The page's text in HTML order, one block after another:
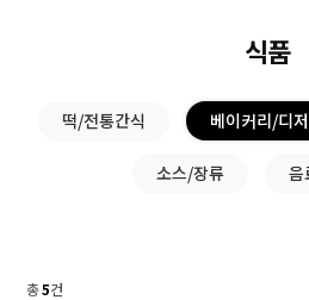
식품
떡/전통간식 베이커리/디
소스/장류 음
총5건